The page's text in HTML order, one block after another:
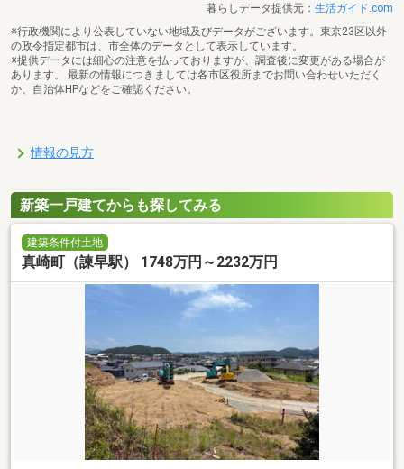
暮らしデータ提供元： 生活ガイド.com
※行政機関により公表していない地域及びデータがございます。東京23区以外
の政令指定都市は、市全体のデータとして表示しています。
※提供データには細心の注意を払っておりますが、調査後に変更がある場合が
あります。 最新の情報につきましては各市区役所までお問い合わせいただく
か、自治体HPなどをご確認ください。
情報の見方
新築一戸建てからも探してみる
建築条件付土地
真崎町（諫早駅） 1748万円～2232万円